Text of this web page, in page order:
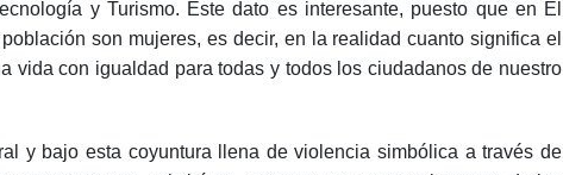
y Turismo. Este dato es interesante, puesto que en El
son mujeres, es decir, en la realidad cuanto significa el
vida con igualdad para todas y todos los ciudadanos de nuestro
y bajo esta coyuntura llena de violencia simbólica a través de